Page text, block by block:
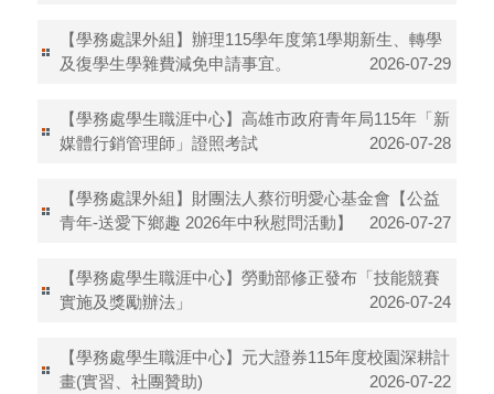
【學務處課外組】辦理115學年度第1學期新生、轉學
及復學生學雜費減免申請事宜。
2026-07-29
【學務處學生職涯中心】高雄市政府青年局115年「新
媒體行銷管理師」證照考試
2026-07-28
【學務處課外組】財團法人蔡衍明愛心基金會【公益
青年-送愛下鄉趣 2026年中秋慰問活動】
2026-07-27
【學務處學生職涯中心】勞動部修正發布「技能競賽
實施及獎勵辦法」
2026-07-24
【學務處學生職涯中心】元大證券115年度校園深耕計
畫(實習、社團贊助)
2026-07-22